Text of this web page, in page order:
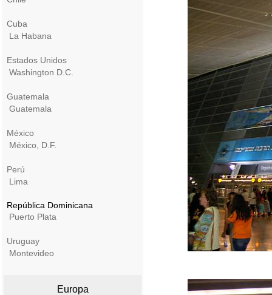
Cuba
La Habana
Estados Unidos
Washington D.C.
Guatemala
Guatemala
México
México, D.F.
Perú
Lima
República Dominicana
Puerto Plata
Uruguay
Montevideo
Europa